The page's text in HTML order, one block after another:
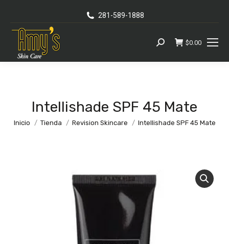
281-589-1888
Busca: $0.00
Intellishade SPF 45 Mate
Se encuentra usted aquí:
Inicio Tienda Revision Skincare Intellishade SPF 45 Mate